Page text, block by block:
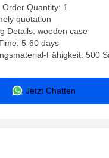
Quantity: 1
quotation
Details: wooden case
5-60 days
Fähigkeit: 500
Jetzt Chatten